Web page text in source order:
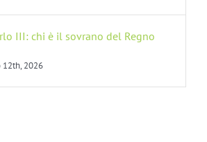
III: chi è il sovrano del Regno
12th, 2026